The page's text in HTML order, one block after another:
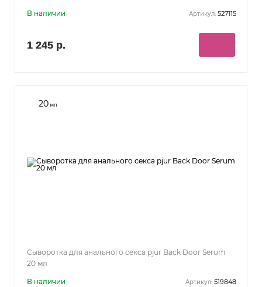
В наличии Артикул: 527115
1 245 р.
20мл
Сыворотка для анального секса pjur Back Door Serum
20 мл
В наличии Артикул: 519848